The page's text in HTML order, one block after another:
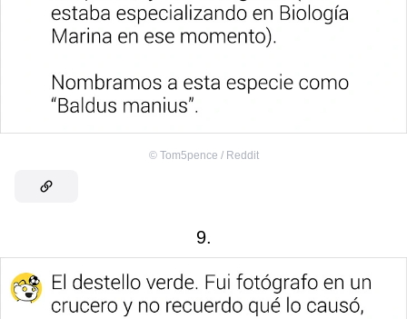
© Tom5pence / Reddit
9.